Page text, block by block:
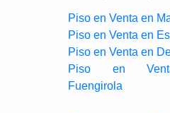
Piso en Venta en
Piso en Venta en
Piso en Venta en
Piso en
Fuengirola